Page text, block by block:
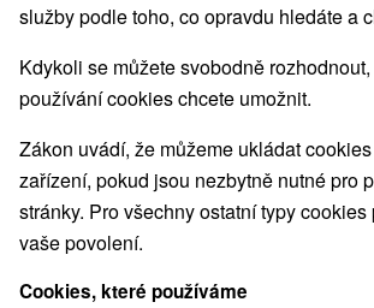
služby podle toho, co opravdu hledáte a
Kdykoli se můžete svobodně
používání cookies chcete umožnit.
Zákon uvádí, že můžeme ukládat
zařízení, pokud jsou nezbytně nutné pro
stránky. Pro všechny ostatní typy
vaše povolení.
Cookies, které používáme